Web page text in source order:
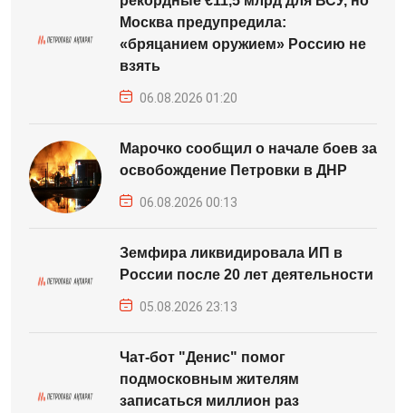
Москва предупредила:
«бряцанием оружием» Россию не
взять
06.08.2026 01:20
Марочко сообщил о начале боев за
освобождение Петровки в ДНР
06.08.2026 00:13
Земфира ликвидировала ИП в
России после 20 лет деятельности
05.08.2026 23:13
Чат-бот "Денис" помог
подмосковным жителям
записаться миллион раз